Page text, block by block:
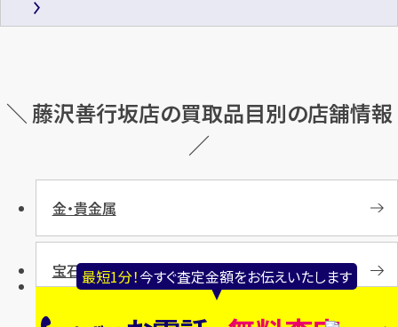
最短1分！今すぐ査定金額をお伝えいたします
＼ 藤沢善行坂店の買取品目別の店舗情報
／
金・貴金属
宝石・ジュエリー